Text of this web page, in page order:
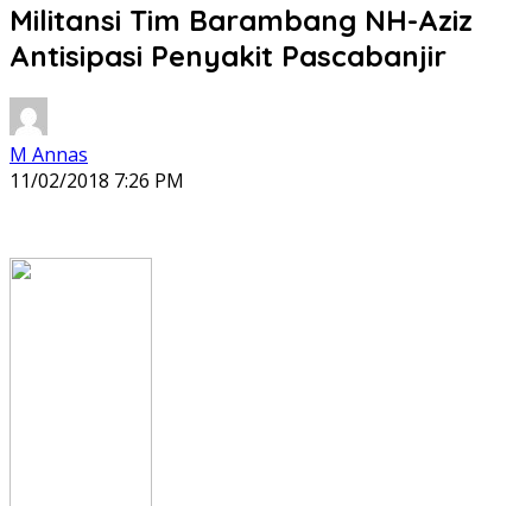
Militansi Tim Barambang NH-Aziz
Antisipasi Penyakit Pascabanjir
M Annas
11/02/2018 7:26 PM